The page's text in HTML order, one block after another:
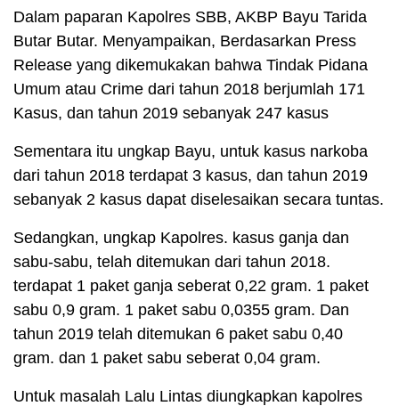
Dalam paparan Kapolres SBB, AKBP Bayu Tarida
Butar Butar. Menyampaikan, Berdasarkan Press
Release yang dikemukakan bahwa Tindak Pidana
Umum atau Crime dari tahun 2018 berjumlah 171
Kasus, dan tahun 2019 sebanyak 247 kasus
Sementara itu ungkap Bayu, untuk kasus narkoba
dari tahun 2018 terdapat 3 kasus, dan tahun 2019
sebanyak 2 kasus dapat diselesaikan secara tuntas.
Sedangkan, ungkap Kapolres. kasus ganja dan
sabu-sabu, telah ditemukan dari tahun 2018.
terdapat 1 paket ganja seberat 0,22 gram. 1 paket
sabu 0,9 gram. 1 paket sabu 0,0355 gram. Dan
tahun 2019 telah ditemukan 6 paket sabu 0,40
gram. dan 1 paket sabu seberat 0,04 gram.
Untuk masalah Lalu Lintas diungkapkan kapolres